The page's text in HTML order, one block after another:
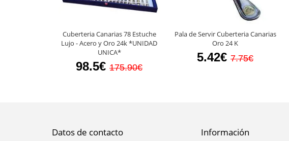
Cuberteria Canarias 78 Estuche
Lujo - Acero y Oro 24k *UNIDAD
UNICA*
98.5€ 175.90€
Pala de Servir Cuberteria Canarias
Oro 24 K
5.42€ 7.75€
Datos de contacto Información